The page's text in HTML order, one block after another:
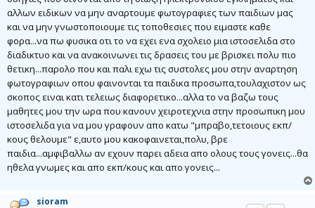
αλλων ειδικων να μην αναρτουμε φωτογραφιες των παιδιων μας
και να μην γνωστοποιουμε τις τοποθεσιες που ειμαστε καθε
φορα...να πω φυσικα οτι το να εχει ενα σχολειο μια ιστοσελιδα στο
διαδικτυο και να ανακοινωνει τις δρασεις του με βρισκει πολυ πιο
θετικη...παρολο που και παλι εχω τις συστολες μου στην αναρτηση
φωτογραφιων οπου φαινονται τα παιδικα προσωπα,τουλαχιστον ως
σκοπος ειναι κατι τελειως διαφορετικο...αλλα το να βαζω τους
μαθητες μου την ωρα που κανουν χειροτεχνια στην προσωπικη μου
ιστοσελιδα για να μου γραφουν απο κατω "μπραβο,τετοιους εκπ/
κους θελουμε" ε,αυτο μου κακοφαινεται,πολυ, βρε
παιδια...αμφιβαλλω αν εχουν παρει αδεια απο ολους τους γονεις...θα
ηθελα γνωμες και απο εκπ/κους και απο γονεις...
sioram